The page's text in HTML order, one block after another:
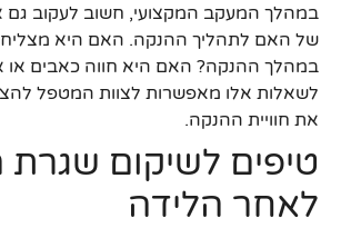
במהלך המעקב המקצועי, חשוב לעקוב
של האם לתהליך ההנקה. האם היא
במהלך ההנקה? האם היא חווה כאבים או
לשאלות אלו מאפשרות לצוות המטפל
את חוויית ההנקה.
טיפים לשיקום שגרת
לאחר הלידה